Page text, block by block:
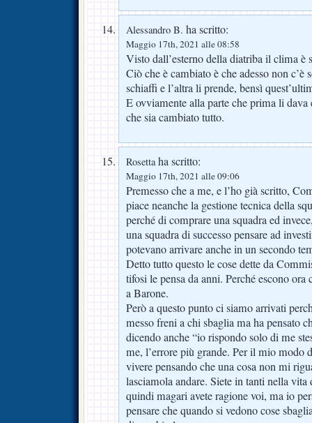
Alessandro B. ha scritto:
Maggio 17th, 2021 alle 08:58
Visto dall’esterno della diatriba il clima è
Ciò che è cambiato è che adesso non c’è
schiaffi e l’altra li prende, bensì
E ovviamente alla parte che prima li
che sia cambiato tutto.
Rosettaha scritto:
Maggio 17th, 2021 alle 09:06
Premesso che a me, e l’ho già scritto,
piace neanche la gestione tecnica della
perché di comprare una squadra ed
una squadra di successo pensare ad
potevano arrivare anche in un secondo
Detto tutto questo le cose dette da
tifosi le pensa da anni. Perché escono
a Barone.
Però a questo punto ci siamo arrivati
messo freni a chi sbaglia ma ha pensato
dicendo anche “io rispondo solo di me
me, l’errore più grande. Per il mio modo
vivere pensando che una cosa non mi
lasciamola andare. Siete in tanti nella
quindi magari avete ragione voi, ma io
pensare che quando si vedono cose